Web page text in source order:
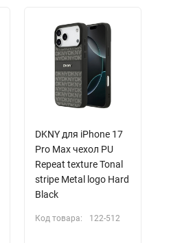
DKNY для iPhone 17
Pro Max чехол PU
Repeat texture Tonal
stripe Metal logo Hard
Black
Код товара: 122-512